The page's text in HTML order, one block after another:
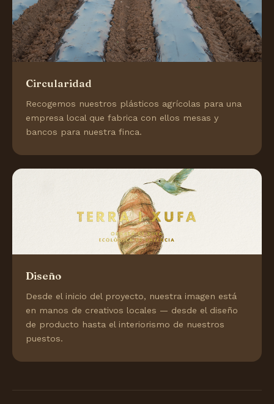
Circularidad
Recogemos nuestros plásticos agrícolas para una
empresa local que fabrica con ellos mesas y
bancos para nuestra finca.
Diseño
Desde el inicio del proyecto, nuestra imagen está
en manos de creativos locales — desde el diseño
de producto hasta el interiorismo de nuestros
puestos.